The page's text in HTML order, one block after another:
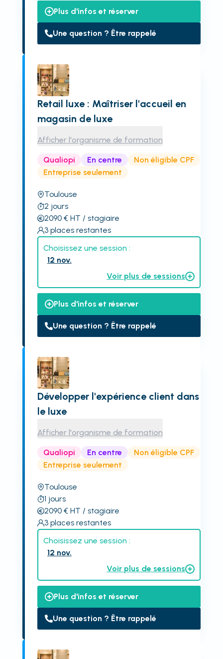
Plus d'infos et réserver
Une question ? Être rappelé
Retail luxe : Maîtriser l'accueil en
magasin de luxe
Afficher l'organisme de formation
Qualiopi En centre
Non éligible CPF
Entreprise seulement
Toulouse
2 jours
2090€ HT / stagiaire
3 places restantes
Choisissez une session :
12 nov.
Voir plus de sessions
Plus d'infos et réserver
Une question ? Être rappelé
Développer l'expérience client dans
le luxe
Afficher l'organisme de formation
Qualiopi En centre
Non éligible CPF
Entreprise seulement
Toulouse
1 jours
2090€ HT / stagiaire
3 places restantes
Choisissez une session :
12 nov.
Voir plus de sessions
Plus d'infos et réserver
Une question ? Être rappelé